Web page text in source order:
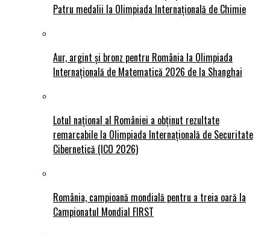
Patru medalii la Olimpiada Internațională de Chimie
Aur, argint și bronz pentru România la Olimpiada
Internațională de Matematică 2026 de la Shanghai
Lotul național al României a obținut rezultate
remarcabile la Olimpiada Internațională de Securitate
Cibernetică (ICO 2026)
România, campioană mondială pentru a treia oară la
Campionatul Mondial FIRST